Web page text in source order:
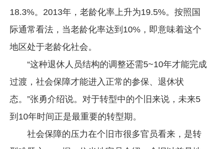
18.3%。2013年，老龄化率上升为19.5%。按照国
际通常看法，当老龄化率达到10%，即意味着这个
地区处于老龄化社会。
“这种退休人员结构的调整还需5~10年才能完成
过渡，社会保障才能进入正常的参保、退休状
态。”张勇介绍说。对于转型中的个旧来说，未来5
到10年时间正是最重要的转型期。
社会保障的压力在个旧市很多官员看来，是转